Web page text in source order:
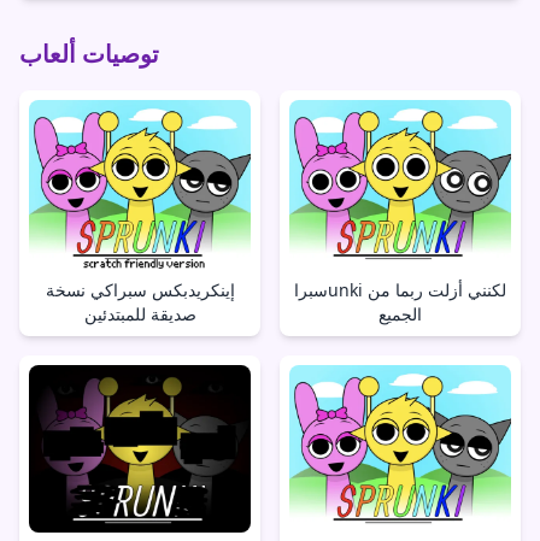
توصيات ألعاب
إينكريدبكس سبراكي نسخة
صديقة للمبتدئين
سبراunki لكنني أزلت ربما من
الجميع